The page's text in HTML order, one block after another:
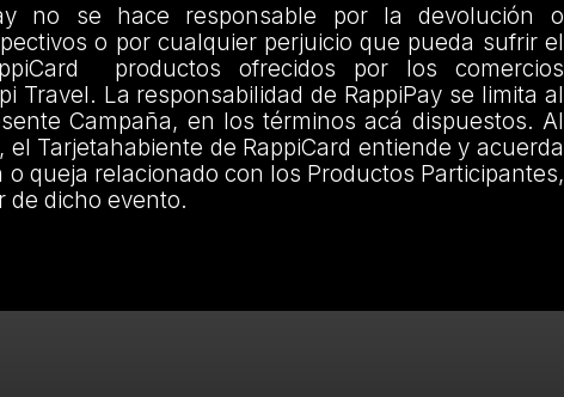
no se hace responsable por la devolución o
o por cualquier perjuicio que pueda sufrir el
productos ofrecidos por los comercios
Travel. La responsabilidad de RappiPay se limita al
Campaña, en los términos acá dispuestos. Al
Tarjetahabiente de RappiCard entiende y acuerda
queja relacionado con los Productos Participantes,
de dicho evento.